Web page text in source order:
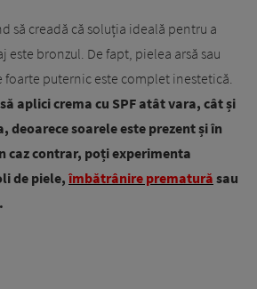
să creadă că soluția ideală pentru a
este bronzul. De fapt, pielea arsă sau
foarte puternic este complet inestetică.
aplici crema cu SPF atât vara, cât și
deoarece soarele este prezent și în
caz contrar, poți experimenta
de piele, îmbătrânire prematură sau